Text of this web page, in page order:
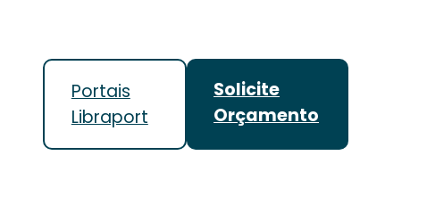
Portais
Libraport
Solicite
Orçamento